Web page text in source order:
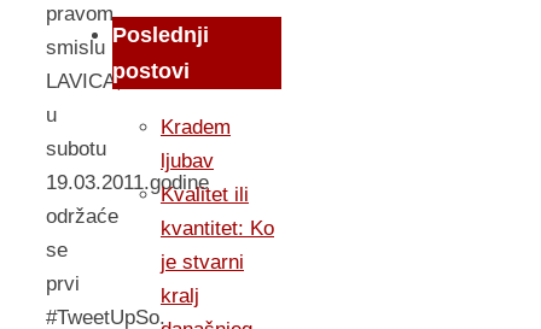
pravom
smislu
LAVICA,
u
subotu
19.03.2011.godine
održaće
se
prvi
#TweetUpSo.
Poslednji
postovi
Kradem
ljubav
Kvalitet ili
kvantitet: Ko
je stvarni
kralj